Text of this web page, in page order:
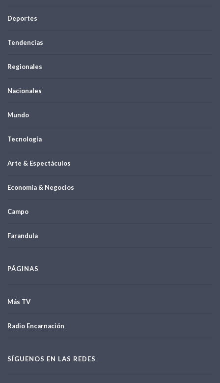
Deportes
Tendencias
Regionales
Nacionales
Mundo
Tecnología
Arte & Espectáculos
Economía & Negocios
Campo
Farandula
PÁGINAS
Más TV
Radio Encarnación
SÍGUENOS EN LAS REDES